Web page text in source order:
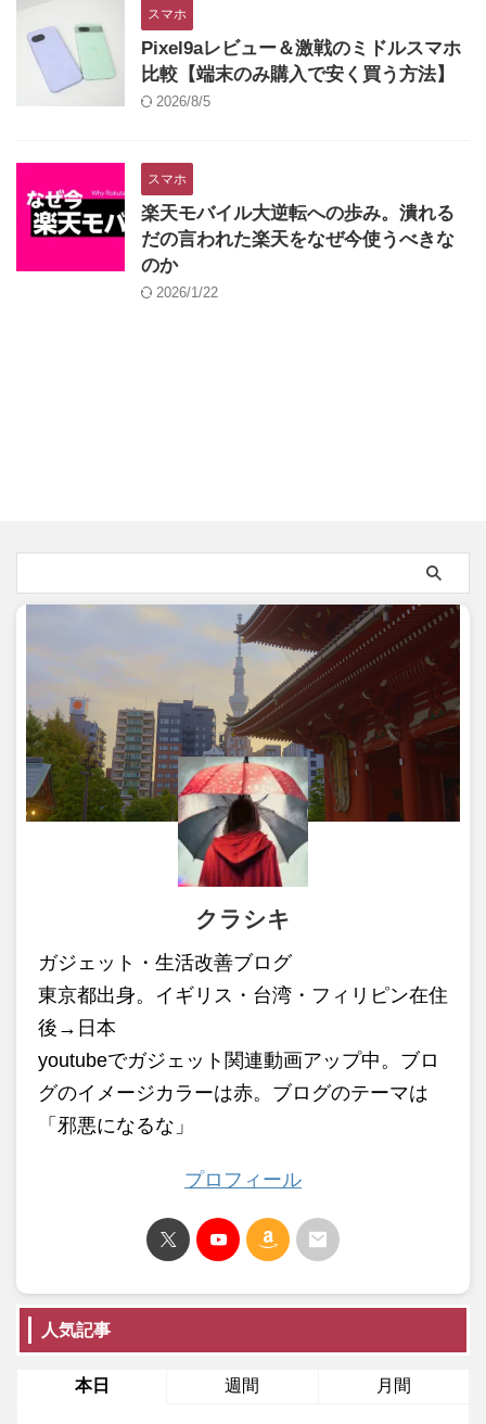
スマホ
Pixel9aレビュー＆激戦のミドルスマホ
比較【端末のみ購入で安く買う方法】
2026/8/5
スマホ
楽天モバイル大逆転への歩み。潰れる
だの言われた楽天をなぜ今使うべきな
のか
2026/1/22
クラシキ
ガジェット・生活改善ブログ
東京都出身。イギリス・台湾・フィリピン在住
後→日本
youtubeでガジェット関連動画アップ中。ブロ
グのイメージカラーは赤。ブログのテーマは
「邪悪になるな」
プロフィール
人気記事
本日 週間 月間